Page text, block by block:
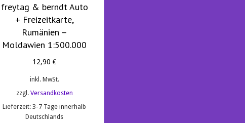
freytag & berndt Auto
+ Freizeitkarte,
Rumänien –
Moldawien 1:500.000
12,90€
inkl. MwSt.
zzgl. Versandkosten
Lieferzeit:3-7 Tage innerhalb
Deutschlands